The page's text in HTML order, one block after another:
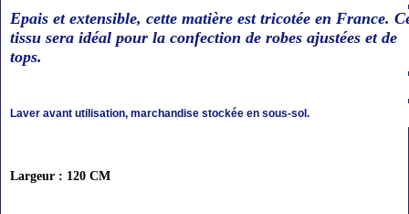
Epais et extensible, cette matière est tricotée en France.
tissu sera idéal pour la confection de robes ajustées et de
tops.
Laver avant utilisation, marchandise stockée en sous-sol.
Largeur : 120 CM